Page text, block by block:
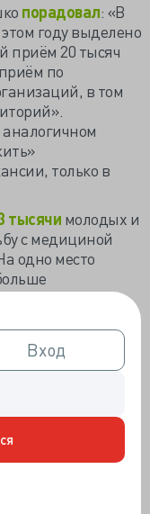
Вход
Вход
порадовал: «В
году выделено
приём 20 тысяч
по
в том
только в
тысячи молодых и
с медициной
одно место
с
место из
разберут
В прошлые годы
задалось - не
лучших ЛПУ
звание
работать с